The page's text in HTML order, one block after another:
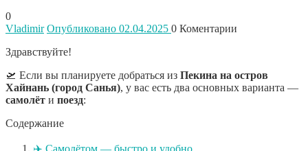
0
Vladimir Опубликовано 02.04.2025 0 Коментарии
Здравствуйте!
🛫 Если вы планируете добраться из Пекина на остров
Хайнань (город Санья), у вас есть два основных варианта —
самолёт и поезд:
Содержание